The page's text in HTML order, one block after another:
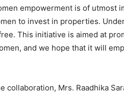
empowerment is of utmost
to invest in properties.
This initiative is aimed at
and we hope that it will
collaboration, Mrs. Raadhika